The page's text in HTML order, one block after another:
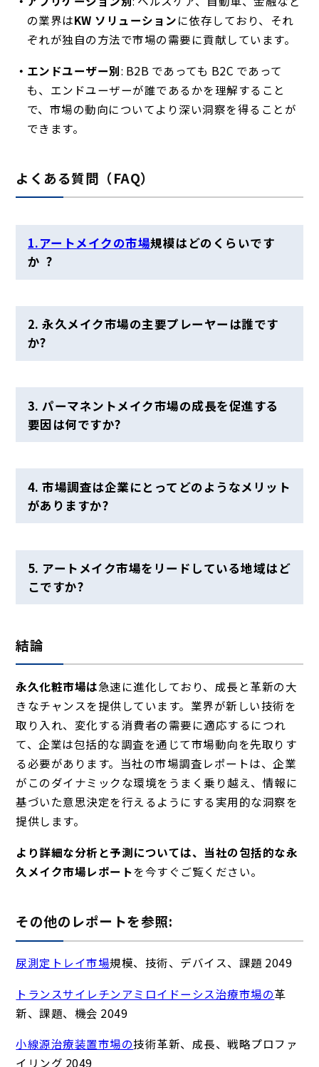
の業界はKW ソリューションに依存しており、それ
ぞれが独自の方法で市場の需要に貢献しています。
エンドユーザー別: B2B であっても B2C であって
も、エンドユーザーが誰であるかを理解すること
で、市場の動向についてより深い洞察を得ることが
できます。
よくある質問（FAQ）
1.アートメイクの市場規模はどのくらいです
か ?
2. 永久メイク市場の主要プレーヤーは誰です
か?
3. パーマネントメイク市場の成長を促進する
要因は何ですか?
4. 市場調査は企業にとってどのようなメリット
がありますか?
5. アートメイク市場をリードしている地域はど
こですか?
結論
永久化粧市場は急速に進化しており、成長と革新の大
きなチャンスを提供しています。業界が新しい技術を
取り入れ、変化する消費者の需要に適応するにつれ
て、企業は包括的な調査を通じて市場動向を先取りす
る必要があります。当社の市場調査レポートは、企業
がこのダイナミックな環境をうまく乗り越え、情報に
基づいた意思決定を行えるようにする実用的な洞察を
提供します。
より詳細な分析と予測については、当社の包括的な永
久メイク市場レポートを今すぐご覧ください。
その他のレポートを参照:
尿測定トレイ市場規模、技術、デバイス、課題 2049
トランスサイレチンアミロイドーシス治療市場の革
新、課題、機会 2049
小線源治療装置市場の技術革新、成長、戦略プロファ
イリング 2049